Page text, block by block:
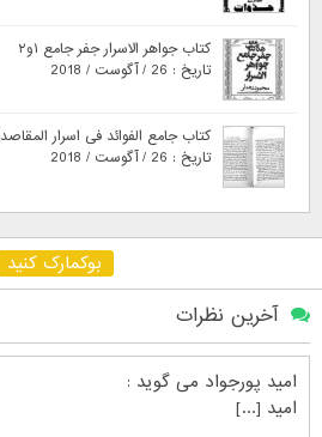
کتاب جواهر الاسرار جفر جامع ۱و۲
تاریخ : 26 / آگوست / 2018
کتاب جامع الفوائد فی اسرار المقاصد
تاریخ : 26 / آگوست / 2018
بوکمارک کنید
آخرین نظرات
امید پورجواد می گوید :
امید [...]